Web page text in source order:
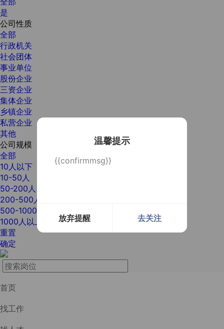
温馨提示
{{confirmmsg}}
放弃提醒 去关注
是
公司性质
全部
行政机关
社会团体
事业单位
股份企业
三资企业
集体企业
乡镇企业
私营企业
其他
公司规模
全部
10人以下
10-50人
50-200人
200-500人
500-1000人
1000人以上
重置
确定
首页
找工作